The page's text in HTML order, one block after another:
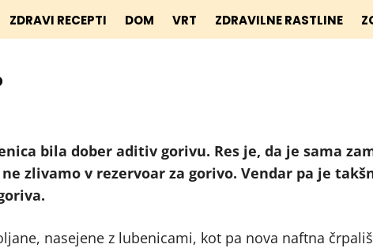
ZDRAVI RECEPTI DOM VRT ZDRAVILNE RASTLINE
bila dober aditiv gorivu. Res je, da je sama
zlivamo v rezervoar za gorivo. Vendar pa je
nasejene z lubenicami, kot pa nova naftna